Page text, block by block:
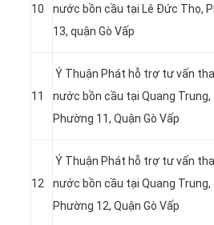
10
nước bồn cầu tại Lê Đức Thọ,
13, quận Gò Vấp
11
Ý Thuận Phát hỗ trợ tư vấn
nước bồn cầu tại Quang Trung,
Phường 11, Quận Gò Vấp
12
Ý Thuận Phát hỗ trợ tư vấn
nước bồn cầu tại Quang Trung,
Phường 12, Quận Gò Vấp